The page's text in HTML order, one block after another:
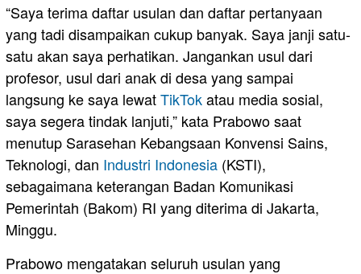
“Saya terima daftar usulan dan daftar pertanyaan
yang tadi disampaikan cukup banyak. Saya janji satu-
satu akan saya perhatikan. Jangankan usul dari
profesor, usul dari anak di desa yang sampai
langsung ke saya lewatTikTokatau media sosial,
saya segera tindak lanjuti,” kata Prabowo saat
menutup Sarasehan Kebangsaan Konvensi Sains,
Teknologi, dan Industri Indonesia (KSTI),
sebagaimana keterangan Badan Komunikasi
Pemerintah (Bakom) RI yang diterima di Jakarta,
Minggu.
Prabowo mengatakan seluruh usulan yang